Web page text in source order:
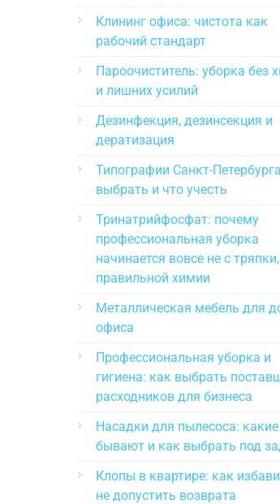
Клининг офиса: чистота как
рабочий стандарт
Пароочиститель: уборка без
и лишних усилий
Дезинфекция, дезинсекция и
дератизация
Типографии Санкт-
выбрать и что учесть
Тринатрийфосфат: почему
профессиональная уборка
начинается вовсе не с
правильной химии
Металлическая мебель для
офиса
Профессиональная уборка и
гигиена: как выбрать
расходников для бизнеса
Насадки для пылесоса: какие
бывают и как выбрать под
Клопы в квартире: как
не допустить возврата